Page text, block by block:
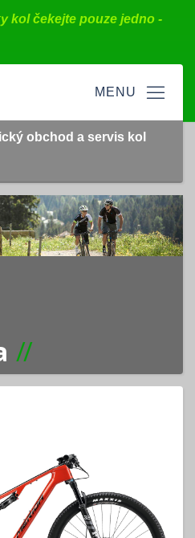
kol čekejte pouze jedno -
obchod a servis kol